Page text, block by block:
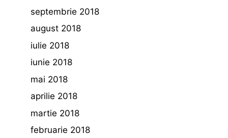
septembrie 2018
august 2018
iulie 2018
iunie 2018
mai 2018
aprilie 2018
martie 2018
februarie 2018